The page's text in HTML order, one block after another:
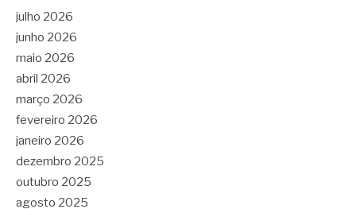
julho 2026
junho 2026
maio 2026
abril 2026
março 2026
fevereiro 2026
janeiro 2026
dezembro 2025
outubro 2025
agosto 2025